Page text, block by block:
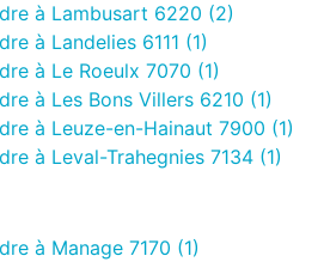
à Lambusart 6220 (2)
à Landelies 6111 (1)
à Le Roeulx 7070 (1)
à Les Bons Villers 6210 (1)
à Leuze-en-Hainaut 7900 (1)
à Leval-Trahegnies 7134 (1)
à Manage 7170 (1)